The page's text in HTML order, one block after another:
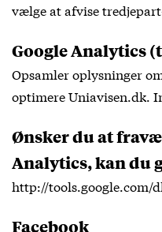
vælge at afvise
Google Analytics
Opsamler oplysninger
optimere Uniavisen.dk.
Ønsker du at
Analytics, kan du
http://tools.google.com/
Facebook